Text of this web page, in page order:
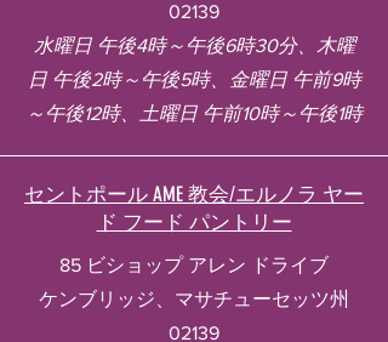
02139
水曜日 午後4時～午後6時30分、木曜
日 午後2時～午後5時、金曜日 午前9時
～午後12時、土曜日 午前10時～午後1時
セントポール AME 教会/エルノラ ヤー
ド フード パントリー
85 ビショップ アレン ドライブ
ケンブリッジ、マサチューセッツ州
02139